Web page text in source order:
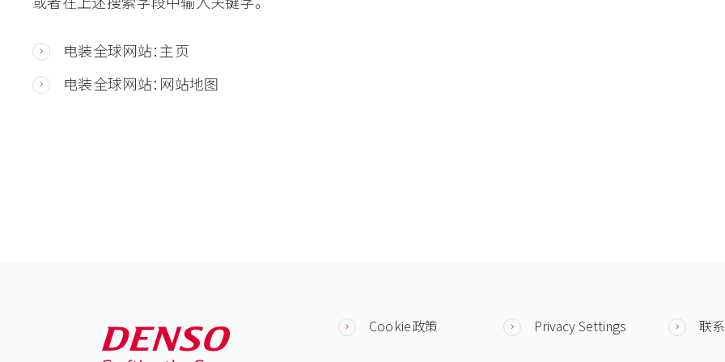
电装全球网站：主页
电装全球网站：网站地图
Cookie政策 Privacy Settings 联